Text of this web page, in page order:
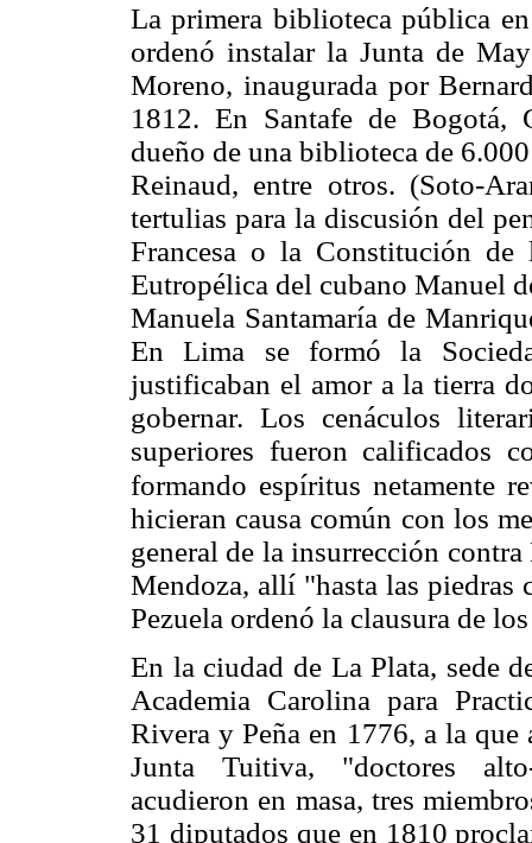
La primera biblioteca pública
ordenó instalar la Junta de
Moreno, inaugurada por
1812. En Santafe de Bogotá,
dueño de una biblioteca de
Reinaud, entre otros. (Soto-
tertulias para la discusión del
Francesa o la Constitución
Eutropélica del cubano Manuel
Manuela Santamaría de
En Lima se formó la
justificaban el amor a la tierra
gobernar. Los cenáculos
superiores fueron calificados
formando espíritus netamente
hicieran causa común con los
general de la insurrección
Mendoza, allí "hasta las piedras
Pezuela ordenó la clausura de
En la ciudad de La Plata, sede
Academia Carolina para
Rivera y Peña en 1776, a la
Junta Tuitiva, "doctores
acudieron en masa, tres
31 diputados que en 1810